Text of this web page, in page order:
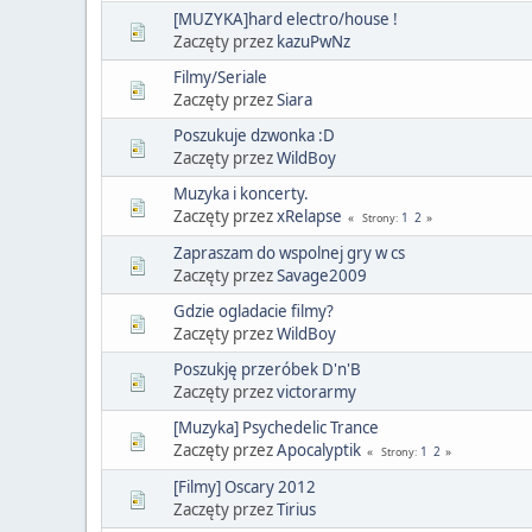
[MUZYKA]hard electro/house !
Zaczęty przez kazuPwNz
Filmy/Seriale
Zaczęty przezSiara
Poszukuje dzwonka :D
Zaczęty przezWildBoy
Muzyka i koncerty.
Zaczęty przezxRelapse Strony 1 2
Zapraszam do wspolnej gry w cs
Zaczęty przezSavage2009
Gdzie ogladacie filmy?
Zaczęty przezWildBoy
Poszukję przeróbek D'n'B
Zaczęty przezvictorarmy
[Muzyka] Psychedelic Trance
Zaczęty przezApocalyptik Strony 1 2
[Filmy] Oscary 2012
Zaczęty przezTirius